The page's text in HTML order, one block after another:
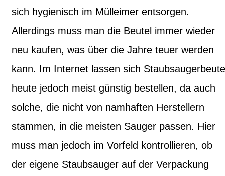
sich hygienisch im Mülleimer entsorgen.
Allerdings muss man die Beutel immer wieder
neu kaufen, was über die Jahre teuer werden
kann. Im Internet lassen sich
heute jedoch meist günstig bestellen, da auch
solche, die nicht von namhaften Herstellern
stammen, in die meisten Sauger passen. Hier
muss man jedoch im Vorfeld kontrollieren, ob
der eigene Staubsauger auf der Verpackung